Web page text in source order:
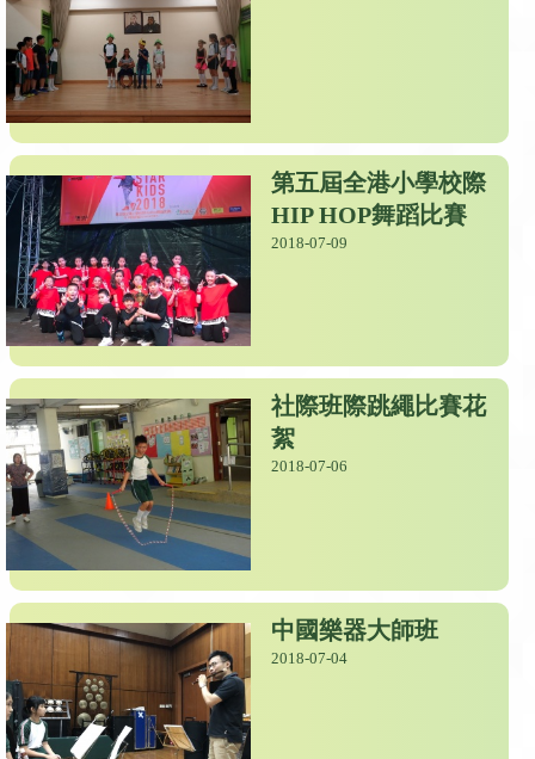
第五屆全港小學校際
HIP HOP舞蹈比賽
2018-07-09
社際班際跳繩比賽花
絮
2018-07-06
中國樂器大師班
2018-07-04